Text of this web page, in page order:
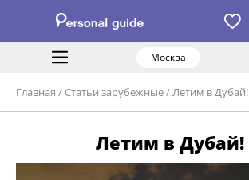
Москва
Главная / Статьи зарубежные/Летим в Дубай!
Летим в Дубай!